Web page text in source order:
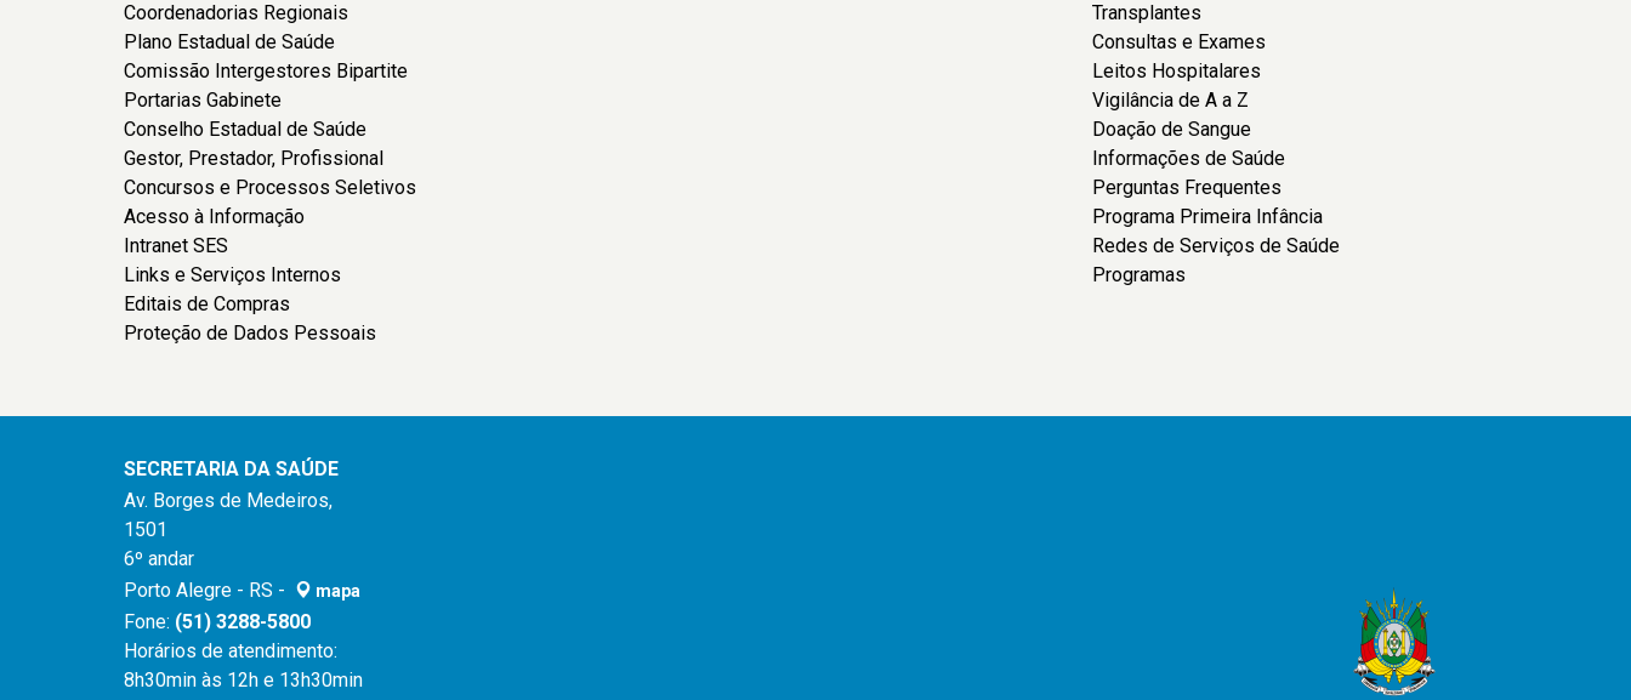
Coordenadorias Regionais
Plano Estadual de Saúde
Comissão Intergestores Bipartite
Portarias Gabinete
Conselho Estadual de Saúde
Gestor, Prestador, Profissional
Concursos e Processos Seletivos
Acesso à Informação
Intranet SES
Links e Serviços Internos
Editais de Compras
Proteção de Dados Pessoais
Transplantes
Consultas e Exames
Leitos Hospitalares
Vigilância de A a Z
Doação de Sangue
Informações de Saúde
Perguntas Frequentes
Programa Primeira Infância
Redes de Serviços de Saúde
Programas
SECRETARIA DA SAÚDE
Av. Borges de Medeiros,
1501
6º andar
Porto Alegre - RS -
mapa
Fone: (51) 3288-5800
Horários de atendimento:
8h30min às 12h e 13h30min